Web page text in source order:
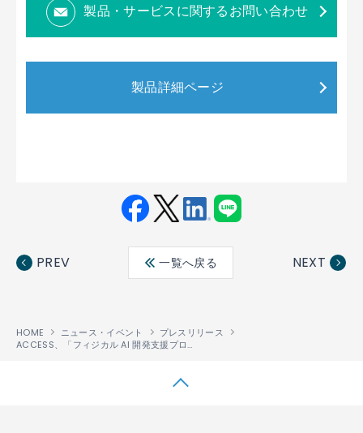
製品・サービスに関するお問い合わせ
製品詳細ページ
ebo ter
edin
PREV 一覧へ戻る NEXT
HOME ニュース・イベント
プレスリリース
ACCESS、「フィジカル AI 開発支援プログラム by AWS ジャパン」プログラムに採択